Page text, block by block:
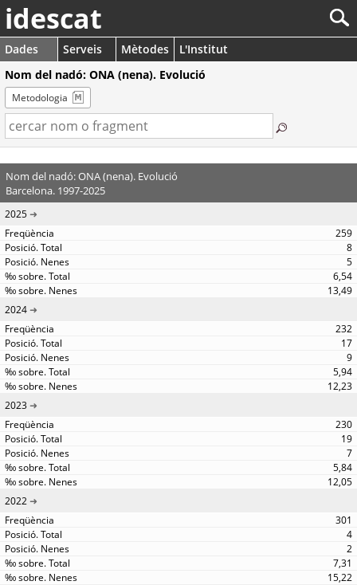
idescat
Dades Serveis Mètodes
L'Institut
Nom del nadó: ONA (nena). Evolució
Metodologia
Nom del nadó: ONA (nena). Evolució
Barcelona. 1997-2025
2025
259
8
5
6,54
13,49
2024
232
17
9
5,94
12,23
2023
230
19
7
5,84
12,05
2022
301
4
2
7,31
15,22